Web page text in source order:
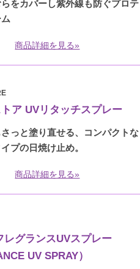
をカバーし紫外線も防ぐプロテ
商品詳細を見る»
ア UVリタッチスプレー
っと塗り直せる、コンパクトな
プの日焼け止め。
商品詳細を見る»
レグランスUVスプレー
UV SPRAY）